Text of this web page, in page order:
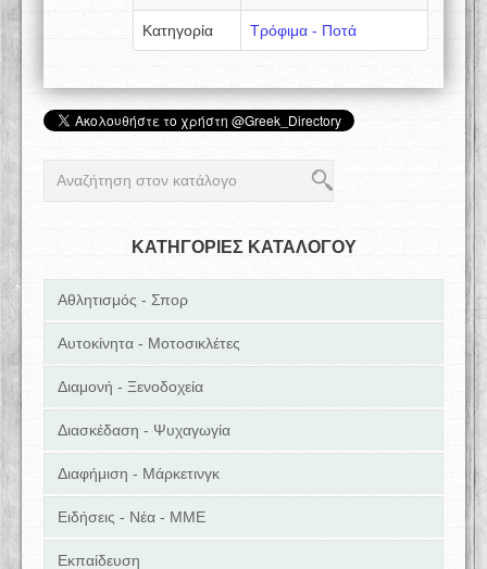
Κατηγορία Τρόφιμα - Ποτά
ΚΑΤΗΓΟΡΙΕΣ ΚΑΤΑΛΟΓΟΥ
Αθλητισμός - Σπορ
Αυτοκίνητα - Μοτοσικλέτες
Διαμονή - Ξενοδοχεία
Διασκέδαση - Ψυχαγωγία
Διαφήμιση - Μάρκετινγκ
Ειδήσεις - Νέα - ΜΜΕ
Εκπαίδευση